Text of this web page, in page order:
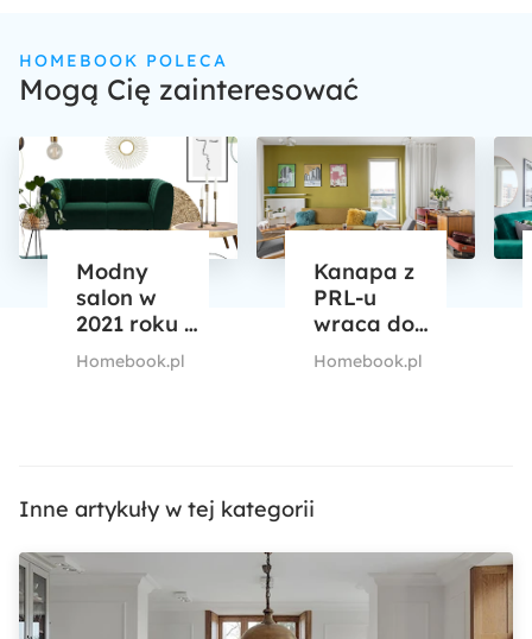
HOMEBOOK POLECA
Mogą Cię zainteresować
Modny
salon w
2021 roku –
jak go
urządzić?
Homebook.pl
Kanapa z
PRL-u
wraca do
łask! Jaką
sofę z PRL-
Homebook.pl
Inne artykuły w tej kategorii